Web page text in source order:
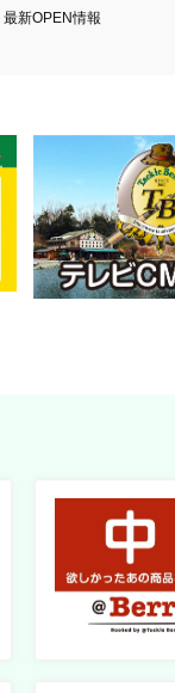
新OPEN情報